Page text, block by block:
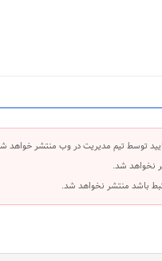
توسط تیم مدیریت در وب منتشر خواهد
نخواهد شد.
باشد منتشر نخواهد شد.